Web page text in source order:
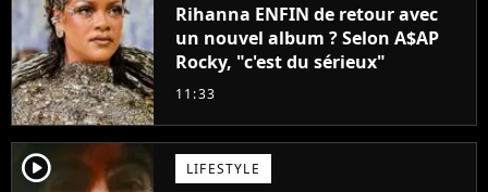
Rihanna ENFIN de retour avec
un nouvel album ? Selon A$AP
Rocky, "c'est du sérieux"
11:33
player2 LIFESTYLE